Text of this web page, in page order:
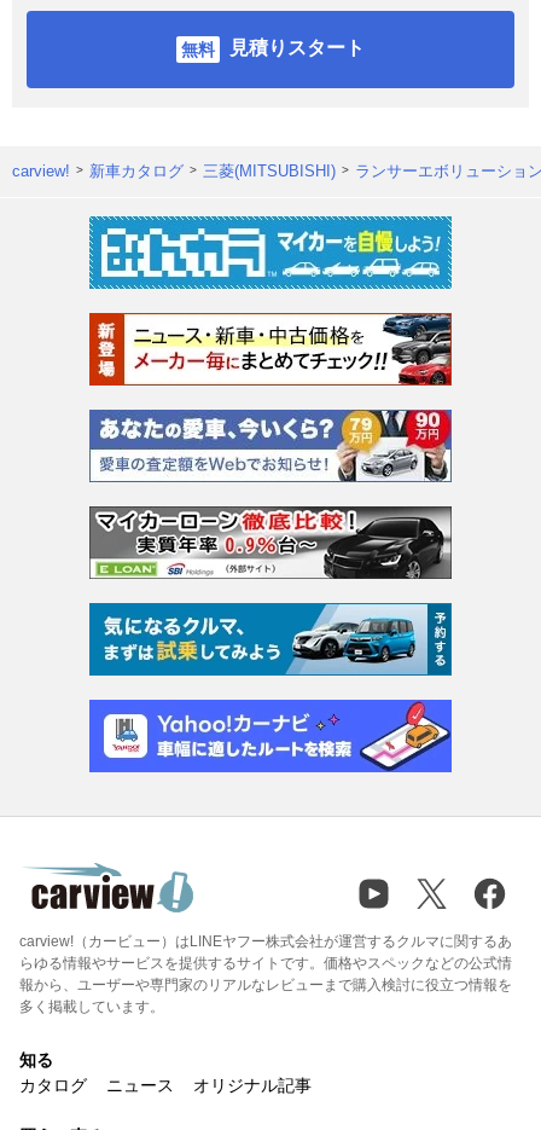
見積りスタート
carview! 新車カタログ 三菱(MITSUBISHI) ランサーエボリューショ
carview!（カービュー）はLINEヤフー株式会社が運営するクルマに関するあ
らゆる情報やサービスを提供するサイトです。価格やスペックなどの公式情
報から、ユーザーや専門家のリアルなレビューまで購入検討に役立つ情報を
多く掲載しています。
知る
カタログ
ニュース オリジナル記事